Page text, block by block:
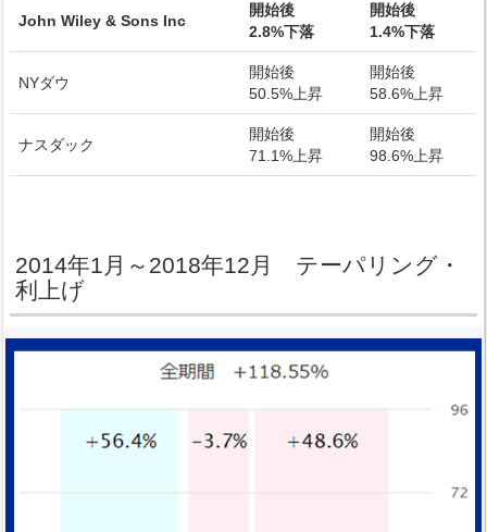
John Wiley & Sons Inc
開始後
2.8%下落
開始後
1.4%下落
NYダウ
開始後
50.5%上昇
開始後
58.6%上昇
ナスダック
開始後
71.1%上昇
開始後
98.6%上昇
2014年1月～2018年12月 テーパリング・
利上げ